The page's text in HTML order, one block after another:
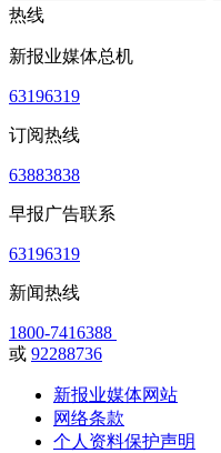
热线
新报业媒体总机
63196319
订阅热线
63883838
早报广告联系
63196319
新闻热线
1800-7416388
或 92288736
新报业媒体网站
网络条款
个人资料保护声明